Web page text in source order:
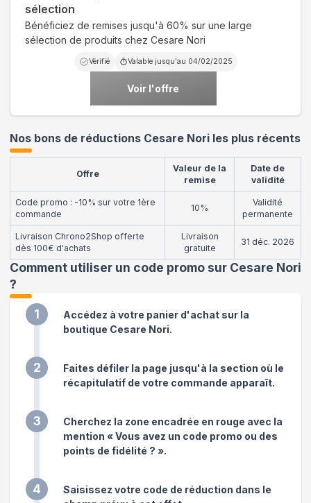
sélection
Bénéficiez de remises jusqu'à 60% sur une large
sélection de produits chez Cesare Nori
Vérifié Valable jusqu'au 04/02/2025
Voir l'offre
Nos bons de réductions Cesare Nori les plus récents
Offre
Valeur de la
remise
Date de
validité
Code promo : -10% sur votre 1ère
commande
10%
Validité
permanente
Livraison Chrono2Shop offerte
dès 100€ d'achats
Livraison
gratuite
31 déc. 2026
Comment utiliser un code promo sur Cesare Nori
?
1
Accédez à votre panier d'achat sur la
boutique Cesare Nori.
2
Faites défiler la page jusqu'à la section où le
récapitulatif de votre commande apparaît.
3
Cherchez la zone encadrée en rouge avec la
mention « Vous avez un code promo ou des
points de fidélité ? ».
4
Saisissez votre code de réduction dans le